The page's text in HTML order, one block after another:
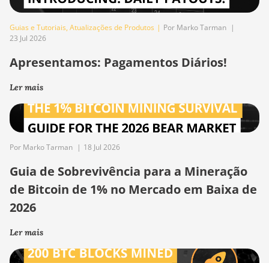
Guias e Tutoriais, Atualizações de Produtos | Por Marko Tarman |
23 Jul 2026
Apresentamos: Pagamentos Diários!
Ler mais
Por Marko Tarman | 18 Jul 2026
Guia de Sobrevivência para a Mineração
de Bitcoin de 1% no Mercado em Baixa de
2026
Ler mais